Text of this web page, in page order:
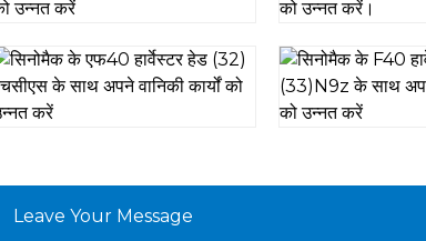
Leave Your Message